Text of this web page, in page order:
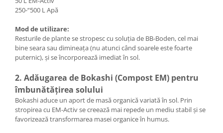
250-“500 L Apă
Mod de utilizare:
Resturile de plante se stropesc cu soluția de BB-Boden, cel mai
bine seara sau dimineața (nu atunci când soarele este foarte
puternic), și se încorporează imediat în sol.
2. Adăugarea de Bokashi (Compost EM) pentru
îmbunătățirea solului
Bokashi aduce un aport de masă organică variată în sol. Prin
stropirea cu EM-Activ se creează mai repede un mediu stabil și se
favorizează transformarea masei organice în humus.